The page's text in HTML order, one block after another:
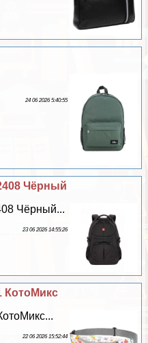
24 06 2026 5:40:55
Чёрный
Чёрный...
23 06 2026 14:55:26
КотоМикс
22 06 2026 15:52:44